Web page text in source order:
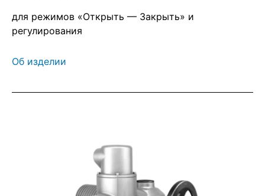
для режимов «Открыть — Закрыть» и
регулирования
Об изделии